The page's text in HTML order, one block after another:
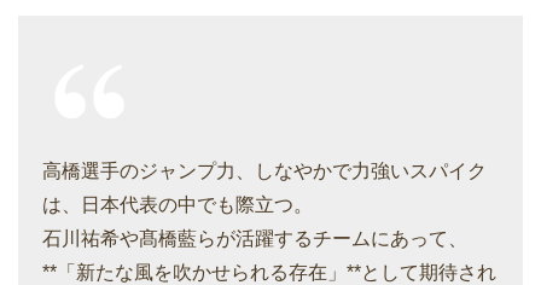
高橋選手のジャンプ力、しなやかで力強いスパイク
は、日本代表の中でも際立つ。
石川祐希や髙橋藍らが活躍するチームにあって、
**「新たな風を吹かせられる存在」**として期待され